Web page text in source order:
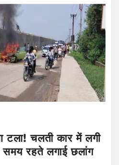
टला! चलती कार में लगी
रहते लगाई छलांग